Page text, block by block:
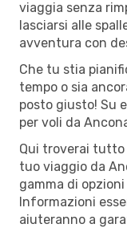
viaggia senza
lasciarsi alle
avventura con
Che tu stia
tempo o sia
posto giusto! Su
per voli da
Qui troverai tutto
tuo viaggio da
gamma di
Informazioni
aiuteranno a